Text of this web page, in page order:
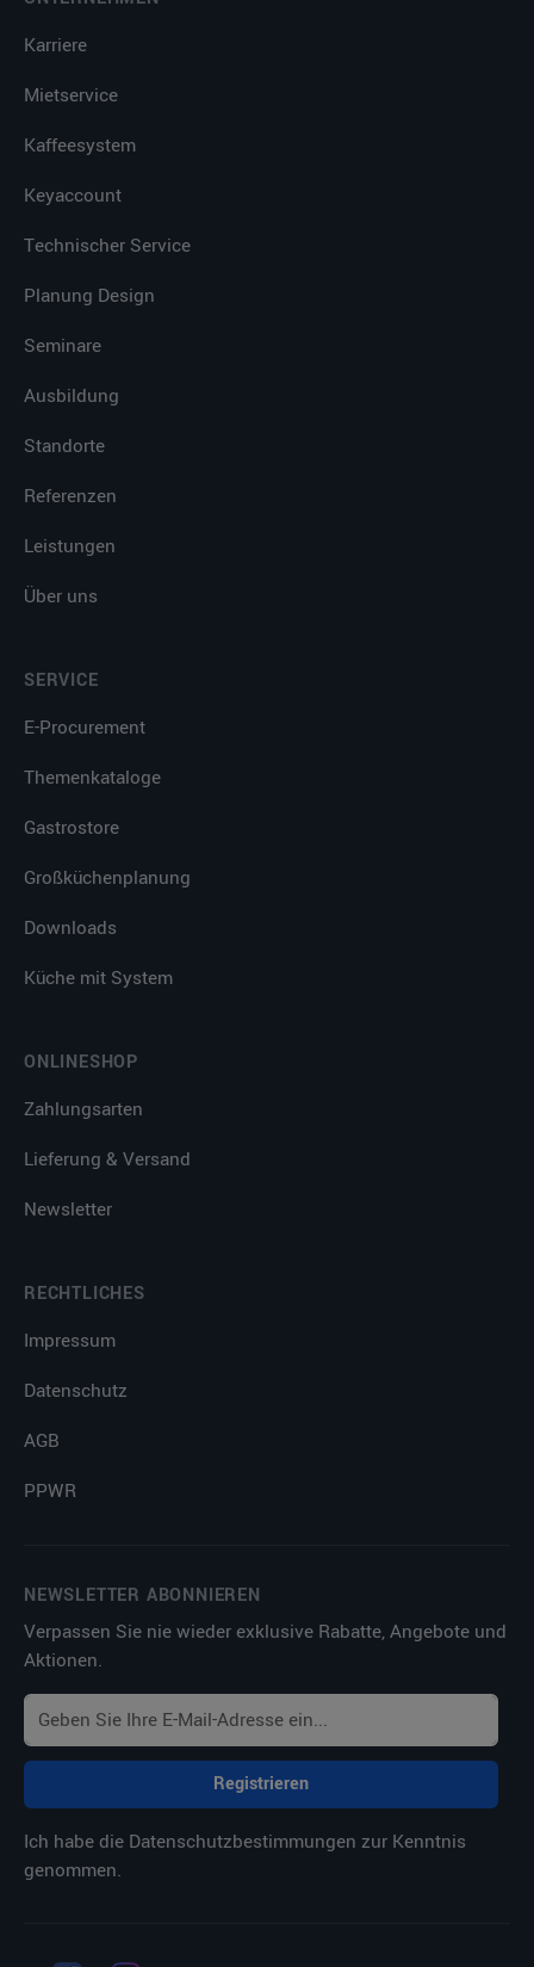
Karriere
Mietservice
Kaffeesystem
Keyaccount
Technischer Service
Planung Design
Seminare
Ausbildung
Standorte
Referenzen
Leistungen
Über uns
SERVICE
E-Procurement
Themenkataloge
Gastrostore
Großküchenplanung
Downloads
Küche mit System
ONLINESHOP
Zahlungsarten
Lieferung & Versand
Newsletter
RECHTLICHES
Impressum
Datenschutz
AGB
PPWR
NEWSLETTER ABONNIEREN
Verpassen Sie nie wieder exklusive Rabatte, Angebote und
Aktionen.
Registrieren
Ich habe die Datenschutzbestimmungen zur Kenntnis
genommen.